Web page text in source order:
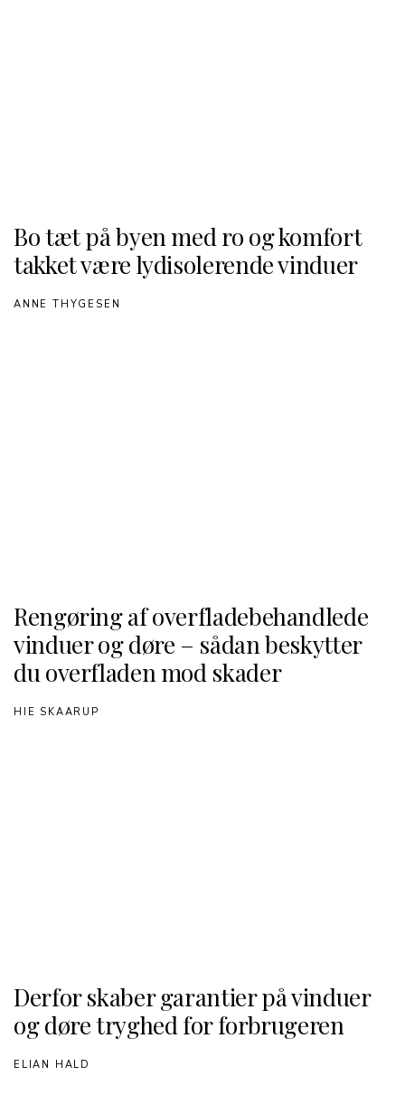
Bo tæt på byen med ro og komfort
takket være lydisolerende vinduer
ANNE THYGESEN
Rengøring af overfladebehandlede
vinduer og døre – sådan beskytter
du overfladen mod skader
HIE SKAARUP
Derfor skaber garantier på vinduer
og døre tryghed for forbrugeren
ELIAN HALD